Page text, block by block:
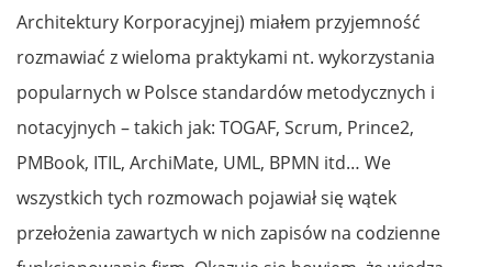
Architektury Korporacyjnej) miałem przyjemność
rozmawiać z wieloma praktykami nt. wykorzystania
popularnych w Polsce standardów metodycznych i
notacyjnych – takich jak: TOGAF, Scrum, Prince2,
PMBook, ITIL, ArchiMate, UML, BPMN itd… We
wszystkich tych rozmowach pojawiał się wątek
przełożenia zawartych w nich zapisów na codzienne